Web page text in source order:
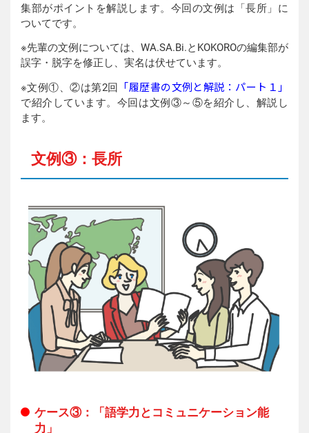
集部がポイントを解説します。今回の文例は「長所」に
ついてです。
※先輩の文例については、WA.SA.Bi.とKOKOROの編集部が
誤字・脱字を修正し、実名は伏せています。
※文例①、②は第2回
「履歴書の文例と解説：パート１」
で紹介しています。今回は文例③～⑤を紹介し、解説し
ます。
文例③：長所
ケース③：「語学力とコミュニケーション能
力」